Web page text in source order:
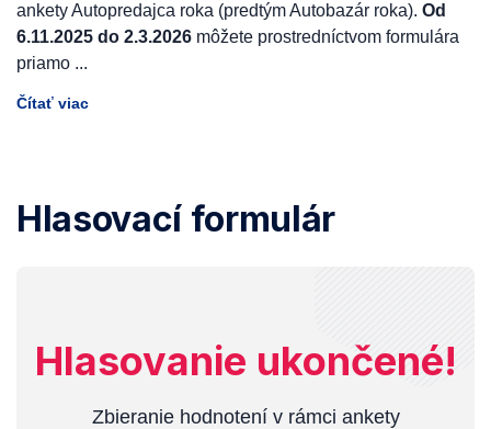
ankety Autopredajca roka (predtým Autobazár roka). Od
6.11.2025 do 2.3.2026 môžete prostredníctvom formulára
priamo ...
Čítať viac
Hlasovací formulár
Hlasovanie ukončené!
Zbieranie hodnotení v rámci ankety